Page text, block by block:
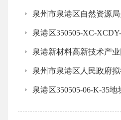
泉州市泉港区自然资源
泉港区350505-XC-
泉港新材料高新技术产业
泉州市泉港区人民政府拟
泉港区350505-06-K-35